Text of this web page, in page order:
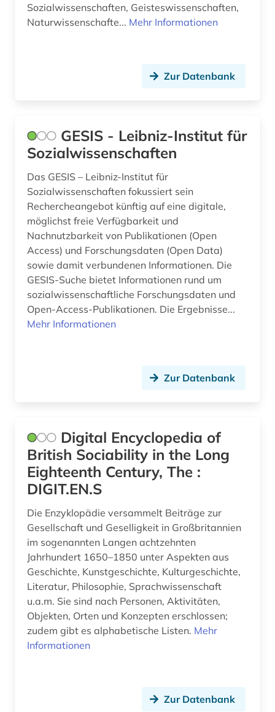
Sozialwissenschaften, Geisteswissenschaften,
Naturwissenschafte... Mehr Informationen
Zur Datenbank
GESIS - Leibniz-Institut für
Sozialwissenschaften
Das GESIS – Leibniz-Institut für
Sozialwissenschaften fokussiert sein
Rechercheangebot künftig auf eine digitale,
möglichst freie Verfügbarkeit und
Nachnutzbarkeit von Publikationen (Open
Access) und Forschungsdaten (Open Data)
sowie damit verbundenen Informationen. Die
GESIS-Suche bietet Informationen rund um
sozialwissenschaftliche Forschungsdaten und
Open-Access-Publikationen. Die Ergebnisse...
Mehr Informationen
Zur Datenbank
Digital Encyclopedia of
British Sociability in the Long
Eighteenth Century, The :
DIGIT.EN.S
Die Enzyklopädie versammelt Beiträge zur
Gesellschaft und Geselligkeit in Großbritannien
im sogenannten Langen achtzehnten
Jahrhundert 1650–1850 unter Aspekten aus
Geschichte, Kunstgeschichte, Kulturgeschichte,
Literatur, Philosophie, Sprachwissenschaft
u.a.m. Sie sind nach Personen, Aktivitäten,
Objekten, Orten und Konzepten erschlossen;
zudem gibt es alphabetische Listen. Mehr
Informationen
Zur Datenbank